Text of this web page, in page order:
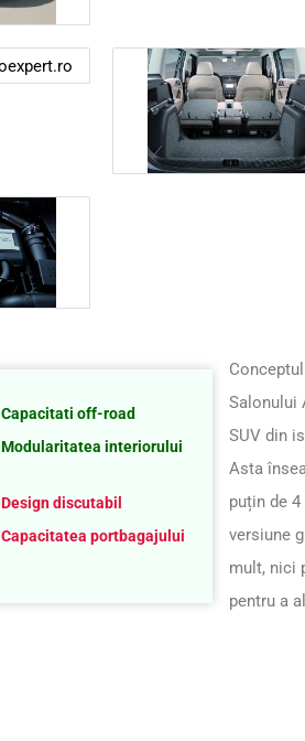
Capacitati off-road
Modularitatea interiorului
Design discutabil
Capacitatea portbagajului
Salonului
SUV din
Asta
puțin de
versiune
mult, nici
pentru a